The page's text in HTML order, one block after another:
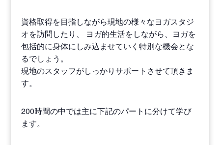
資格取得を目指しながら現地の様々なヨガスタジ
オを訪問したり、 ヨガ的生活をしながら、ヨガを
包括的に身体にしみ込ませていく特別な機会とな
るでしょう。
現地のスタッフがしっかりサポートさせて頂きま
す。
200時間の中では主に下記のパートに分けて学び
ます。